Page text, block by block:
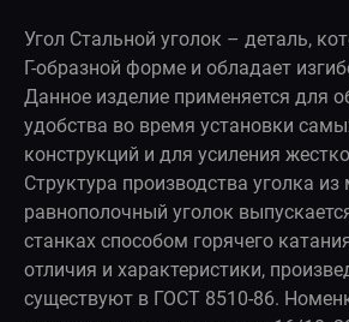
Угол Стальной уголок – деталь,
Г-образной форме и обладает
Данное изделие применяется для
удобства во время установки
конструкций и для усиления
Структура производства уголка
равнополочный уголок
станках способом горячего
отличия и характеристики,
существуют в ГОСТ 8510-86.